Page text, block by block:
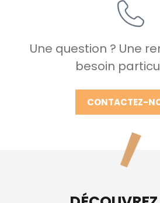
Une question ? Une
besoin
CONTACTEZ-